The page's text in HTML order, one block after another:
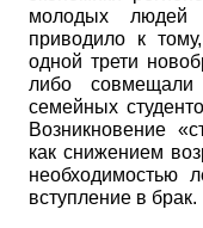
молодых людей
приводило к
одной трети
либо
семейных
Возникновение
как снижением
необходимостью
вступление в брак.